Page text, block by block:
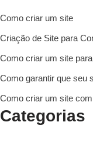
Como criar um site
Criação de Site para
Como criar um site
Como garantir que seu
Como criar um site
Categorias